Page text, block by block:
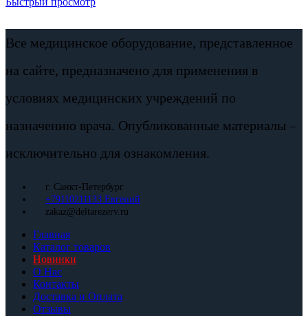
Все медицинское оборудование, представленное
на сайте, предназначено для применения в
условиях медицинских учреждений по
назначению врача. Опубликованные материалы –
исключительно для ознакомления.
г. Санкт-Петербург
+79110211133 Евгений
zakaz@deltarezerv.ru
Главная
Каталог товаров
Новинки
О Нас
Контакты
Доставка и Оплата
Отзывы